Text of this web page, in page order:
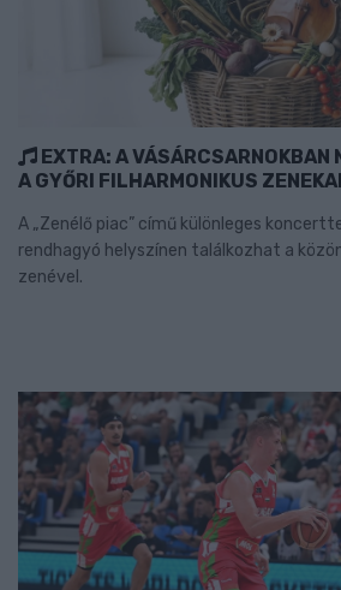
EXTRA: A
A GYŐRI FILHARMONIKUS
A „Zenélő piac” című különleges
rendhagyó helyszínen találkozhat a
zenével.